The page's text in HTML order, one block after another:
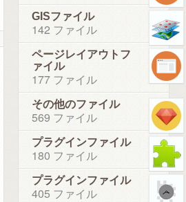
GISファイル
142 ファイル
ページレイアウトフ
ァイル
177 ファイル
その他のファイル
569 ファイル
プラグインファイル
180 ファイル
プラグインファイル
405 ファイル